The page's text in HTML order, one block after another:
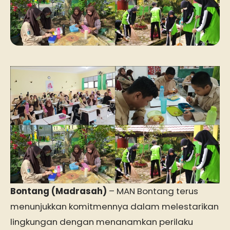
Bontang (Madrasah) – MAN Bontang terus
menunjukkan komitmennya dalam melestarikan
lingkungan dengan menanamkan perilaku